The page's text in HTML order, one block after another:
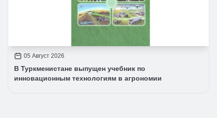
05 Август 2026
В Туркменистане выпущен учебник по
инновационным технологиям в агрономии